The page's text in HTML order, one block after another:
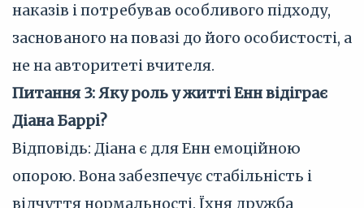
наказів і потребував особливого підходу,
заснованого на повазі до його особистості, а
не на авторитеті вчителя.
Питання 3: Яку роль у житті Енн відіграє
Діана Баррі?
Відповідь: Діана є для Енн емоційною
опорою. Вона забезпечує стабільність і
відчуття нормальності. Їхня дружба